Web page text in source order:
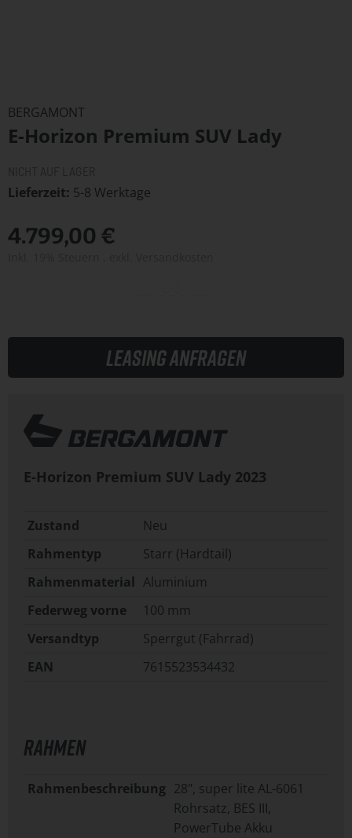
der
Bildergalerie
BERGAMONT
E-Horizon Premium SUV Lady
Lieferzeit 5-8 Werktage
4.799,00 €
Leasing anfragen
E-Horizon Premium SUV Lady 2023
Zustand
Neu
Rahmentyp
Starr (Hardtail)
Rahmenmaterial Aluminium
Federweg vorne
100 mm
Versandtyp
Sperrgut (Fahrrad)
EAN
7615523534432
RAHMEN
Rahmenbeschreibung 28", super lite AL-6061
Rohrsatz, BES III,
PowerTube Akku